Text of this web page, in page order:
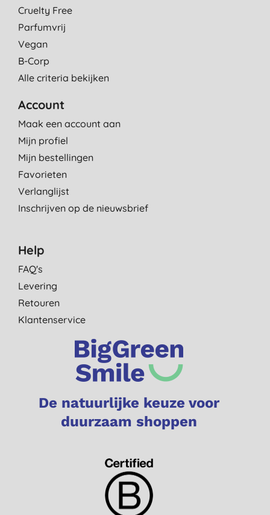
Cruelty Free
Parfumvrij
Vegan
B-Corp
Alle criteria bekijken
Account
Maak een account aan
Mijn profiel
Mijn bestellingen
Favorieten
Verlanglijst
Inschrijven op de nieuwsbrief
Help
FAQ's
Levering
Retouren
Klantenservice
De natuurlijke keuze voor
duurzaam shoppen